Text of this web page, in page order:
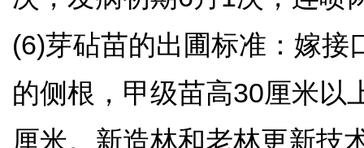
(6)芽砧苗的出圃标准：嫁
的侧根，甲级苗高30厘米以
厘米。新造林和老林更新技